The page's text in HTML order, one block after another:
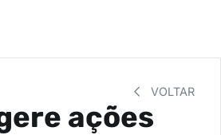
VOLTAR
ações